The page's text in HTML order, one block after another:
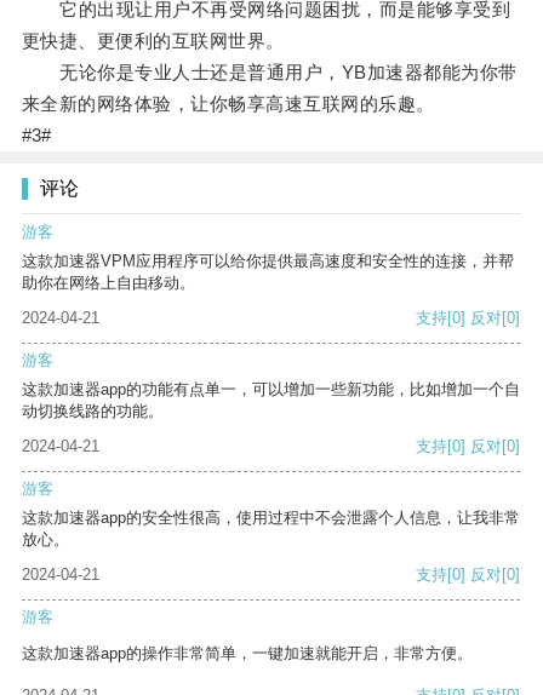
它的出现让用户不再受网络问题困扰，而是能够享受到
更快捷、更便利的互联网世界。
无论你是专业人士还是普通用户，YB加速器都能为你带
来全新的网络体验，让你畅享高速互联网的乐趣。
#3#
评论
游客
这款加速器VPM应用程序可以给你提供最高速度和安全性的连接，并帮
助你在网络上自由移动。
2024-04-21
支持[0] 反对[0]
游客
这款加速器app的功能有点单一，可以增加一些新功能，比如增加一个自
动切换线路的功能。
2024-04-21
支持[0] 反对[0]
游客
这款加速器app的安全性很高，使用过程中不会泄露个人信息，让我非常
放心。
2024-04-21
支持[0] 反对[0]
游客
这款加速器app的操作非常简单，一键加速就能开启，非常方便。